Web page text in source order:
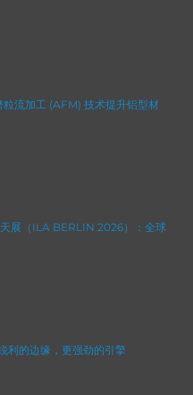
流加工 (AFM) 技术提升铝型材
展（ILA BERLIN 2026）：全球
利的边缘，更强劲的引擎